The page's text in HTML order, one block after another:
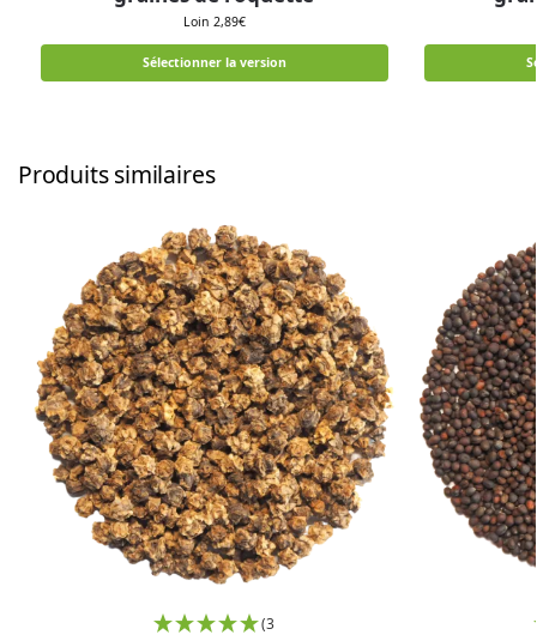
Loin 2,89€
Sélectionner la version
Produits similaires
(3